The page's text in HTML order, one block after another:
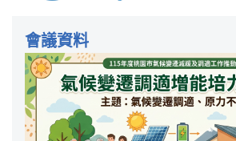
會議資料